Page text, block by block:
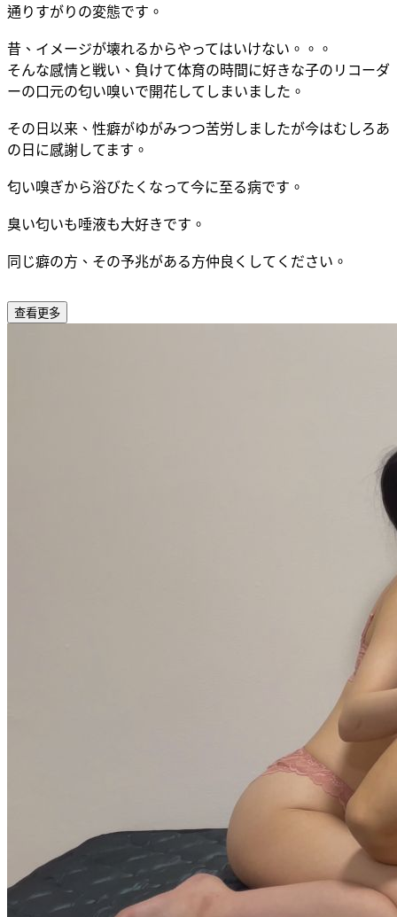
通りすがりの変態です。
昔、イメージが壊れるからやってはいけない。。。
そんな感情と戦い、負けて体育の時間に好きな子のリコーダ
ーの口元の匂い嗅いで開花してしまいました。
その日以来、性癖がゆがみつつ苦労しましたが今はむしろあ
の日に感謝してます。
匂い嗅ぎから浴びたくなって今に至る病です。
臭い匂いも唾液も大好きです。
同じ癖の方、その予兆がある方仲良くしてください。
查看更多